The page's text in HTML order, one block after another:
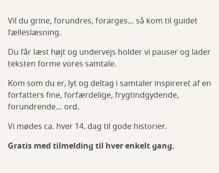
Vil du grine, forundres, forarges… så kom til guidet
fælleslæsning.
Du får læst højt og undervejs holder vi pauser og lader
teksten forme vores samtale.
Kom som du er, lyt og deltag i samtaler inspireret af en
forfatters fine, forfærdelige, frygtindgydende,
forundrende… ord.
Vi mødes ca. hver 14. dag til gode historier.
Gratis med tilmelding til hver enkelt gang.